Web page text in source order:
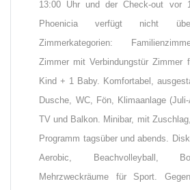
13:00 Uhr und der Check-out vor
Phoenicia verfügt nicht
Zimmerkategorien:
Zimmer mit Verbindungstür Zimmer
Kind + 1 Baby. Komfortabel,
Dusche, WC, Fön, Klimaanlage
TV und Balkon. Minibar, mit
Programm tagsüber und abends.
Aerobic, Beachvolleyball,
Mehrzweckräume für Sport.